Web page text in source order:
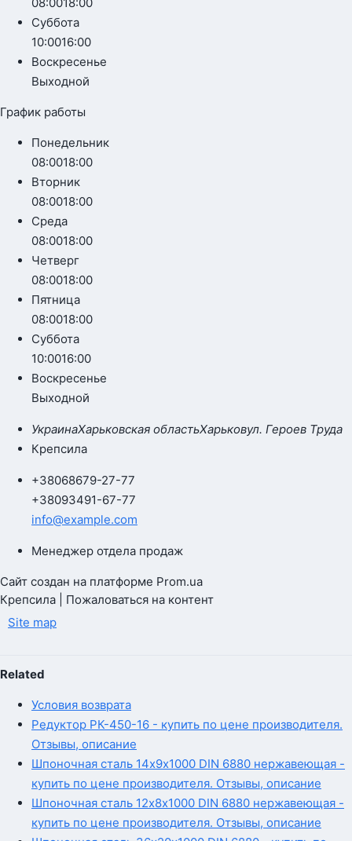
Суббота
10:0016:00
Воскресенье
Выходной
График работы
Понедельник
08:0018:00
Вторник
08:0018:00
Среда
08:0018:00
Четверг
08:0018:00
Пятница
08:0018:00
Суббота
10:0016:00
Воскресенье
Выходной
УкраинаХарьковская областьХарьковул. Героев Труда
Крепсила
+38068679-27-77
+38093491-67-77
info@example.com
Менеджер отдела продаж
Сайт создан на платформе Prom.ua
Крепсила | Пожаловаться на контент
Site map
Related
Условия возврата
Редуктор РК-450-16 - купить по цене производителя.
Отзывы, описание
Шпоночная сталь 14х9х1000 DIN 6880 нержавеющая -
купить по цене производителя. Отзывы, описание
Шпоночная сталь 12х8х1000 DIN 6880 нержавеющая -
купить по цене производителя. Отзывы, описание